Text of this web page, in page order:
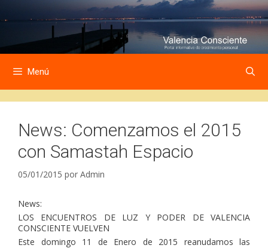
al
al
Menú
News: Comenzamos el 2015
con Samastah Espacio
05/01/2015 por Admin
News:
LOS ENCUENTROS DE LUZ Y PODER DE VALENCIA
CONSCIENTE VUELVEN
Este domingo 11 de Enero de 2015 reanudamos las